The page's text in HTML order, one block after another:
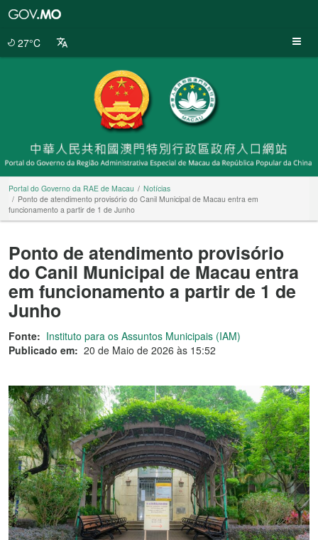
27°C
Portal do Governo da RAE de Macau
Notícias
Ponto de atendimento provisório do Canil Municipal de Macau entra em
funcionamento a partir de 1 de Junho
Ponto de atendimento provisório
do Canil Municipal de Macau entra
em funcionamento a partir de 1 de
Junho
Fonte: Instituto para os Assuntos Municipais (IAM)
Publicado em: 20 de Maio de 2026 às 15:52